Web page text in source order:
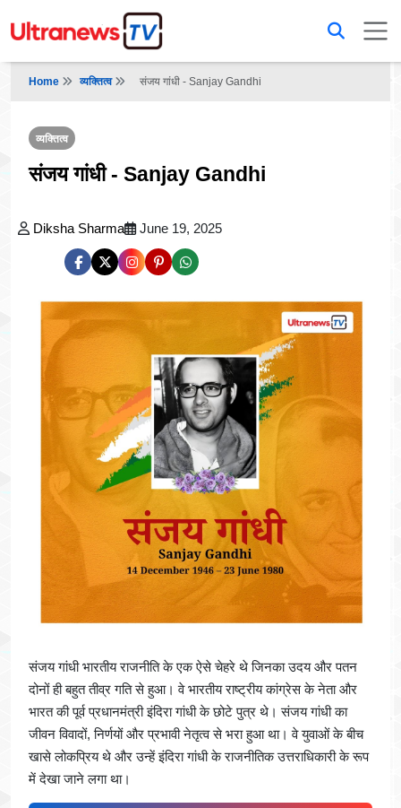
Home व्यक्तित्व संजय गांधी - Sanjay Gandhi
व्यक्तित्व
संजय गांधी - Sanjay Gandhi
Diksha Sharma June 19, 2025
संजय गांधी भारतीय राजनीति के एक ऐसे चेहरे थे जिनका उदय और पतन
दोनों ही बहुत तीव्र गति से हुआ। वे भारतीय राष्ट्रीय कांग्रेस के नेता और
भारत की पूर्व प्रधानमंत्री इंदिरा गांधी के छोटे पुत्र थे। संजय गांधी का
जीवन विवादों, निर्णयों और प्रभावी नेतृत्व से भरा हुआ था। वे युवाओं के बीच
खासे लोकप्रिय थे और उन्हें इंदिरा गांधी के राजनीतिक उत्तराधिकारी के रूप
में देखा जाने लगा था।